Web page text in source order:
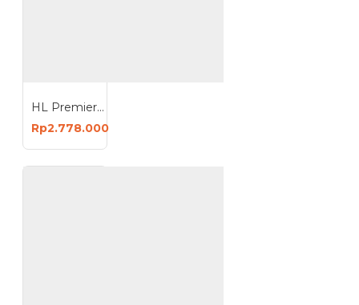
HL Premier 250 A Mesin Travo Las 1 Phase 220V Welding Machine 250A
Rp2.778.000